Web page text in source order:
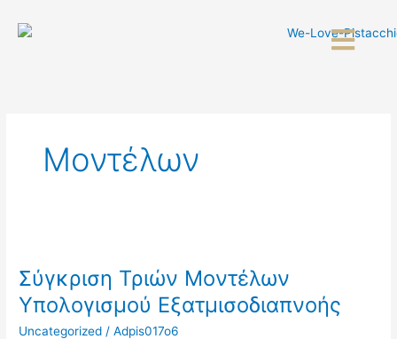
Μοντέλων
Σύγκριση Τριών Μοντέλων
Υπολογισμού Εξατμισοδιαπνοής
Uncategorized /Adpis017o6
Μοντέλων
Υπολογισμού
Εξατμισοδιαπνοής